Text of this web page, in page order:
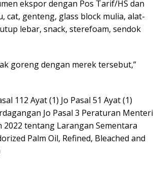
ekspor dengan Pos Tarif/HS dan
genteng, glass block mulia, alat-
lebar, snack, sterefoam, sendok
goreng dengan merek tersebut,”
112 Ayat (1) Jo Pasal 51 Ayat (1)
Jo Pasal 3 Peraturan Menteri
tentang Larangan Sementara
Palm Oil, Refined, Bleached and